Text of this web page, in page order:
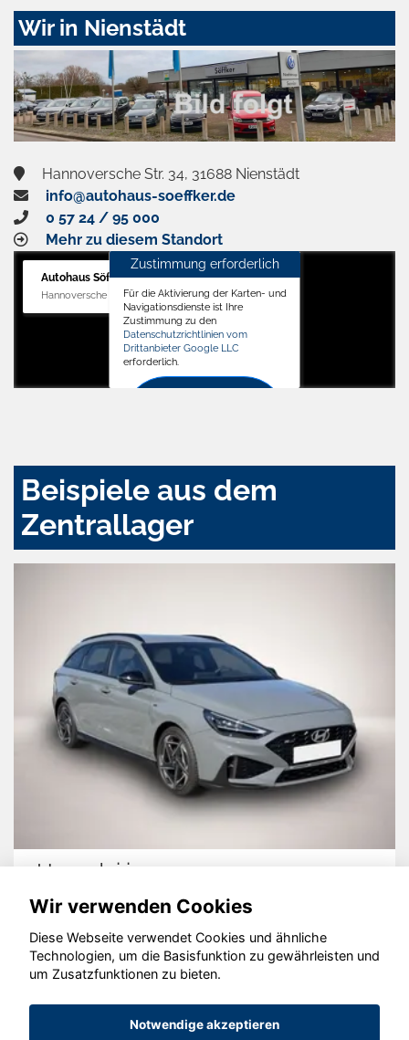
Zustimmen
aktivieren
Wir in Nienstädt
Hannoversche Str. 34, 31688 Nienstädt
info@autohaus-soeffker.de
0 57 24 / 95 000
Mehr zu diesem Standort
Autohaus Söffker GmbH
Hannoversche Str. 34, 31688 Nienstädt
Zustimmung erforderlich
Für die Aktivierung der Karten- und
Navigationsdienste ist Ihre
Zustimmung zu den
Datenschutzrichtlinien vom
Drittanbieter Google LLC
erforderlich.
Beispiele aus dem
Zentrallager
Hyundai i30
© konjunkturmotor.de GmbH 2020 - 2026
Wir verwenden Cookies
Diese Webseite verwendet Cookies und ähnliche
Technologien, um die Basisfunktion zu gewährleisten und
um Zusatzfunktionen zu bieten.
Notwendige akzeptieren